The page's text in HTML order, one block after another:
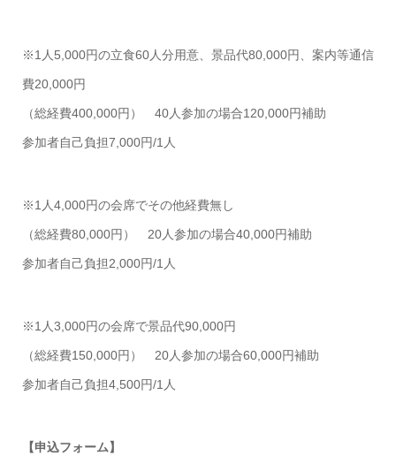
※1人5,000円の立食60人分用意、景品代80,000円、案内等通信
費20,000円
（総経費400,000円） 40人参加の場合120,000円補助
参加者自己負担7,000円/1人
※1人4,000円の会席でその他経費無し
（総経費80,000円） 20人参加の場合40,000円補助
参加者自己負担2,000円/1人
※1人3,000円の会席で景品代90,000円
（総経費150,000円） 20人参加の場合60,000円補助
参加者自己負担4,500円/1人
【申込フォーム】